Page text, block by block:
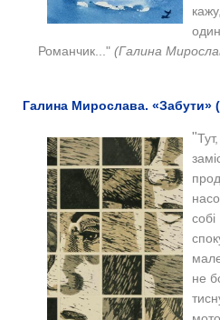
Романчик..." (Галина
Галина Мирослава. «Забути»
"
не